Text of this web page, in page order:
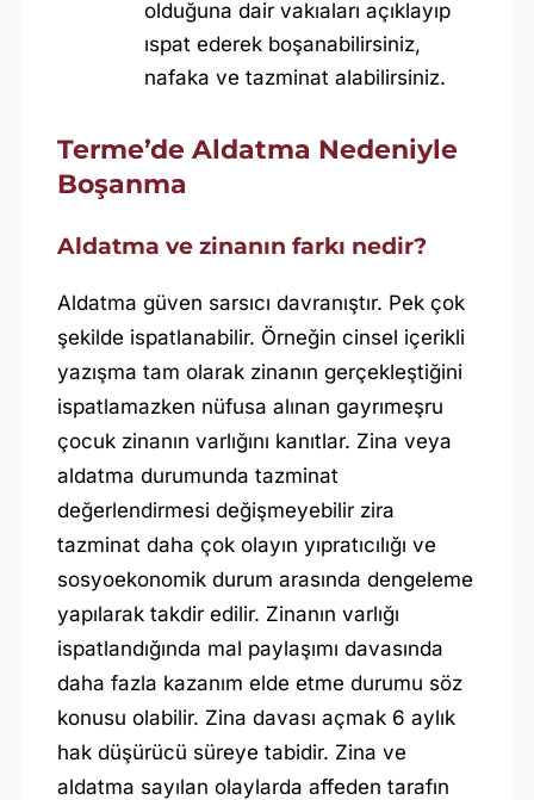
olduğuna dair vakıaları açıklayıp
ıspat ederek boşanabilirsiniz,
nafaka ve tazminat alabilirsiniz.
Terme’de Aldatma Nedeniyle
Boşanma
Aldatma ve zinanın farkı nedir?
Aldatma güven sarsıcı davranıştır. Pek çok
şekilde ispatlanabilir. Örneğin cinsel içerikli
yazışma tam olarak zinanın gerçekleştiğini
ispatlamazken nüfusa alınan gayrımeşru
çocuk zinanın varlığını kanıtlar. Zina veya
aldatma durumunda tazminat
değerlendirmesi değişmeyebilir zira
tazminat daha çok olayın yıpratıcılığı ve
sosyoekonomik durum arasında dengeleme
yapılarak takdir edilir. Zinanın varlığı
ispatlandığında mal paylaşımı davasında
daha fazla kazanım elde etme durumu söz
konusu olabilir. Zina davası açmak 6 aylık
hak düşürücü süreye tabidir. Zina ve
aldatma sayılan olaylarda affeden tarafın